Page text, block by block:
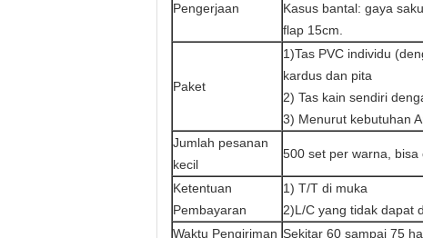
Pengerjaan
Kasus bantal: gaya
flap 15cm.
Paket
1)Tas PVC individu
kardus dan pita
2) Tas kain sendiri
3) Menurut kebutuhan
Jumlah pesanan
kecil
500 set per warna, bisa
Ketentuan
Pembayaran
1) T/T di muka
2)L/C yang tidak dapat
Waktu Pengiriman Sekitar 60 sampai 75